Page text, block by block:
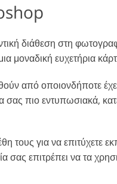
την Ημέρα του
σε παιδικό
διάθεση στη
μοναδική ευχετήρια
από οποιονδήποτε έχει
σας πιο εντυπωσιακά,
τους για να επιτύχετε
σας επιτρέπει να τα